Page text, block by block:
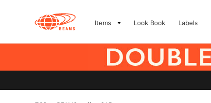
Items Look Book Labels